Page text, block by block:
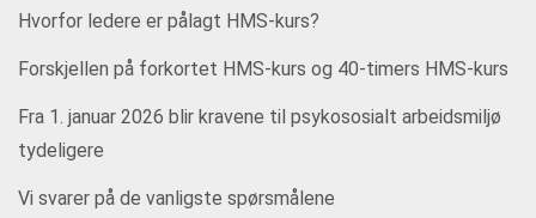
Hvorfor ledere er pålagt HMS-kurs?
Forskjellen på forkortet HMS-kurs og 40-timers HMS-kurs
Fra 1. januar 2026 blir kravene til psykososialt arbeidsmiljø
tydeligere
Vi svarer på de vanligste spørsmålene